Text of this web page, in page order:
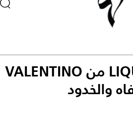
ملوّن LIQUIROSSO من VALENTINO